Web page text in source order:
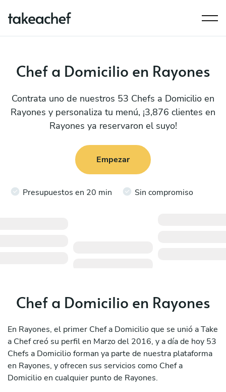
Chef a Domicilio en Rayones
Contrata uno de nuestros 53 Chefs a Domicilio en
Rayones y personaliza tu menú, ¡3,876 clientes en
Rayones ya reservaron el suyo!
Empezar
Presupuestos en 20 min Sin compromiso
Chef a Domicilio en Rayones
En Rayones, el primer Chef a Domicilio que se unió a Take
a Chef creó su perfil en Marzo del 2016, y a día de hoy 53
Chefs a Domicilio forman ya parte de nuestra plataforma
en Rayones, y ofrecen sus servicios como Chef a
Domicilio en cualquier punto de Rayones.